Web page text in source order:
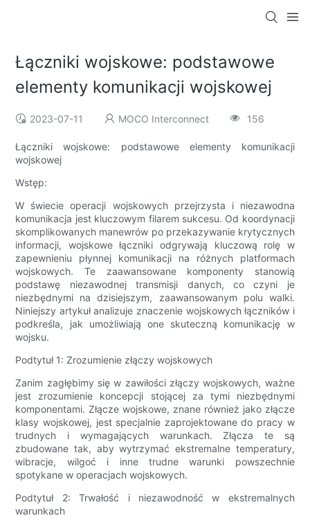
Łączniki wojskowe: podstawowe
elementy komunikacji wojskowej
2023-07-11 MOCO Interconnect 156
Łączniki wojskowe: podstawowe elementy komunikacji
wojskowej
Wstęp:
W świecie operacji wojskowych przejrzysta i niezawodna
komunikacja jest kluczowym filarem sukcesu. Od koordynacji
skomplikowanych manewrów po przekazywanie krytycznych
informacji, wojskowe łączniki odgrywają kluczową rolę w
zapewnieniu płynnej komunikacji na różnych platformach
wojskowych. Te zaawansowane komponenty stanowią
podstawę niezawodnej transmisji danych, co czyni je
niezbędnymi na dzisiejszym, zaawansowanym polu walki.
Niniejszy artykuł analizuje znaczenie wojskowych łączników i
podkreśla, jak umożliwiają one skuteczną komunikację w
wojsku.
Podtytuł 1: Zrozumienie złączy wojskowych
Zanim zagłębimy się w zawiłości złączy wojskowych, ważne
jest zrozumienie koncepcji stojącej za tymi niezbędnymi
komponentami. Złącze wojskowe, znane również jako złącze
klasy wojskowej, jest specjalnie zaprojektowane do pracy w
trudnych i wymagających warunkach. Złącza te są
zbudowane tak, aby wytrzymać ekstremalne temperatury,
wibracje, wilgoć i inne trudne warunki powszechnie
spotykane w operacjach wojskowych.
Podtytuł 2: Trwałość i niezawodność w ekstremalnych
warunkach